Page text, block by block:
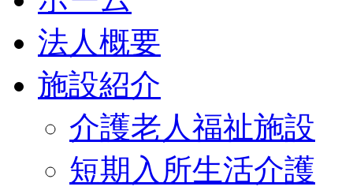
法人概要
施設紹介
介護老人福祉施設
短期入所生活介護